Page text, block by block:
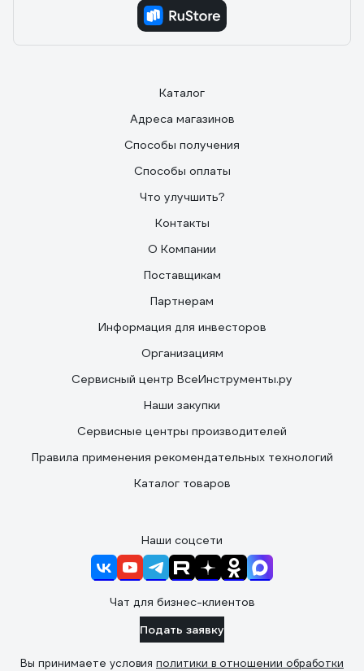
Каталог
Адреса магазинов
Способы получения
Способы оплаты
Что улучшить?
Контакты
О Компании
Поставщикам
Партнерам
Информация для инвесторов
Организациям
Сервисный центр ВсеИнструменты.ру
Наши закупки
Сервисные центры производителей
Правила применения рекомендательных технологий
Каталог товаров
Наши соцсети
Чат для бизнес-клиентов
Подать заявку
Вы принимаете условия политики в отношении обработки